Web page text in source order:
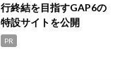
行終結を目指すGAP6の
特設サイトを公開
PR